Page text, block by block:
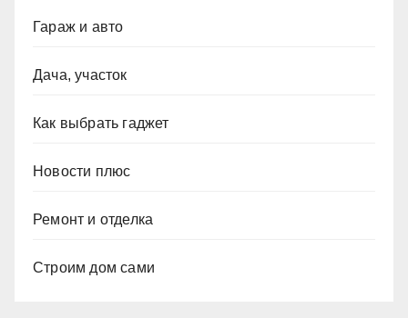
Гараж и авто
Дача, участок
Как выбрать гаджет
Новости плюс
Ремонт и отделка
Строим дом сами